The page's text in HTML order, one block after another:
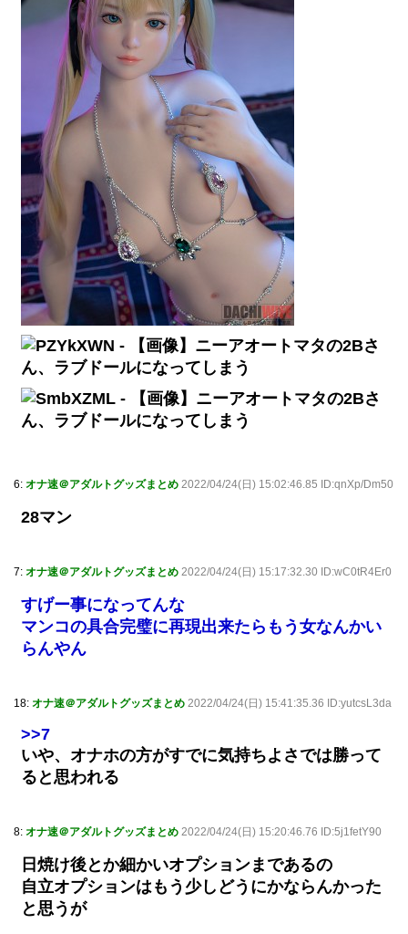
6: オナ速＠アダルトグッズまとめ 2022/04/24(日) 15:02:46.85 ID:qnXp/Dm50
28マン
7: オナ速＠アダルトグッズまとめ 2022/04/24(日) 15:17:32.30 ID:wC0tR4Er0
すげー事になってんな
マンコの具合完璧に再現出来たらもう女なんかい
らんやん
18: オナ速＠アダルトグッズまとめ 2022/04/24(日) 15:41:35.36 ID:yutcsL3da
>>7
いや、オナホの方がすでに気持ちよさでは勝って
ると思われる
8: オナ速＠アダルトグッズまとめ 2022/04/24(日) 15:20:46.76 ID:5j1fetY90
日焼け後とか細かいオプションまであるの
自立オプションはもう少しどうにかならんかった
と思うが